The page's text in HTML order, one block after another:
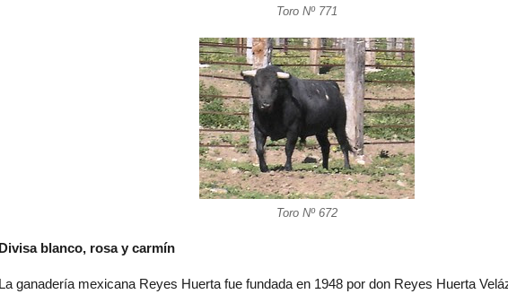
Toro Nº 771
Toro Nº 672
Divisa blanco, rosa y carmín
La ganadería mexicana Reyes Huerta fue fundada en 1948 por don Reyes Huerta